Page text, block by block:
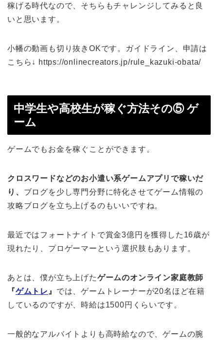
稼げる時代なので、そちらもチャレンジしてみると良
いと思います。
小幡の動画も切り抜きOKです。ガイドライン、申請は
こちら↓ https://onlinecreators.jp/rule_kazuki-obata/
中学生や高校生が稼ぐ方法その⑤ ゲ
ーム
ゲームでもお金を稼ぐことができます。
クロスワードなどのお小遣い系ゲームアプリで稼いだ
り、 ブログを少し専門分野に特化させてゲーム情報の
攻略ブログを立ち上げるのもいいですね。
最近ではフォートナイトで賞金3億円を獲得した16歳が
現れたり、プロゲーマーという選択肢もあります。
あとは、僕が立ち上げたゲームのオンライン家庭教師
『ゲムトレ 』 では、ゲームトレーナーが20名ほど在籍
しているのですが、時給は1500円くらいです。
一般的なアルバイトよりも高時給なので、ゲームの腕